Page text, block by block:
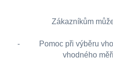
Zákazníkům
- Pomoc při výběru
vhodného